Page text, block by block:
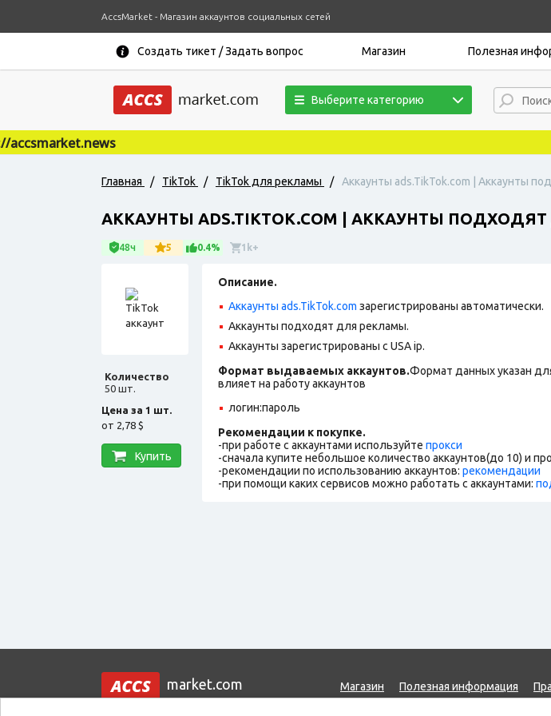
AccsMarket - Магазин аккаунтов социальных сетей
Создать тикет / Задать вопрос Магазин Полезная
Выберите категорию
Главная / TikTok / TikTok для рекламы / Аккаунты ads.TikTok.com | Аккаунты
АККАУНТЫ ADS.TIKTOK.COM | АККАУНТЫ
48ч 5 0.4% 1k+
Количество
50 шт.
Цена за 1 шт.
от 2,78 $
Купить
Описание.
Аккаунты ads.TikTok.com зарегистрированы автоматически.
Аккаунты подходят для рекламы.
Аккаунты зарегистрированы с USA ip.
Формат выдаваемых аккаунтов.Формат данных указан
влияет на работу аккаунтов
логин:пароль
Рекомендации к покупке.
-при работе с аккаунтами используйте прокси
-сначала купите небольшое количество аккаунтов(до 10) и
-рекомендации по использованию аккаунтов: рекомендации
-при помощи каких сервисов можно работать с аккаунтами:
market.com Магазин Полезная информация